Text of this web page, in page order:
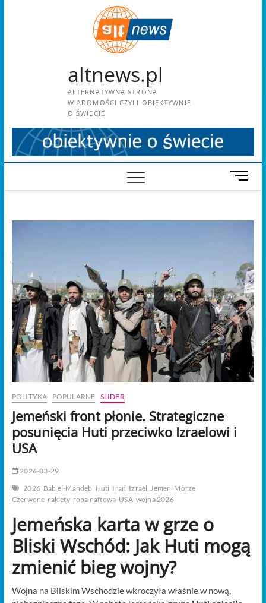
altnews.pl
ALTERNATYWNA STRONA
WIADOMOŚCI CZYLI OBIEKTYWNIE
O ŚWIECIE
M
e
o
n
POLITYKA POPULARNE SLIDER
Jemeński front płonie. Strategiczne
posunięcia Huti przeciwko Izraelowi i
USA
2026-03-29
2026 Bab el-Mandeb Huti Iran Izrael Jemen Morze
Czerwone rakiety ropa naftowa USA wojna 2026
Jemeńska karta w grze o
Bliski Wschód: Jak Huti mogą
zmienić bieg wojny?
Wojna na Bliskim Wschodzie wkroczyła właśnie w nową,